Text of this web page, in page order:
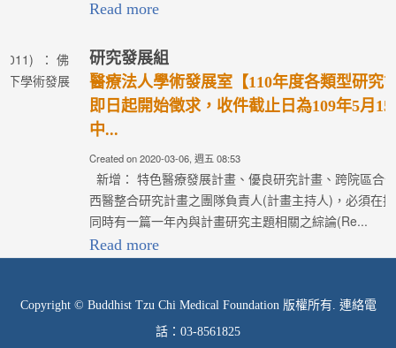
醫療法人學術發展室【110年度各類型研究計畫】
即日起開始徵求，收件截止日為109年5月15日(五)
Created on 2020-03-06, 週五 08:53
新增： 特色醫療發展計畫、優良研究計畫、跨院區合作計畫、中
西醫整合研究計畫之團隊負責人(計畫主持人)，必須在提交計畫時
同時有一篇一年內與計畫研究主題相關之綜論(Re...
Copyright © Buddhist Tzu Chi Medical Foundation 版權所有. 連絡電
話：03-8561825